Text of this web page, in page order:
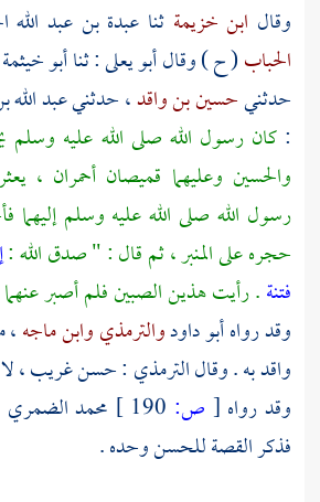
وقال ابن خزيمةثنا عبدة بن عبد الله
الحباب( ح ) وقالأبو يعلى: ثناأبو خيثمة
حدثنيحسين بن واقد، حدثنيعبد الله
:كان رسول الله صلى الله عليه
والحسين وعليهما قميصان أحمران ،
رسول الله صلى الله عليه وسلم إليهما
حجره على المنبر ، ثم قال : " صدق الله :
فتنة. رأيت هذين الصبين فلم أصبر
وقد رواهأبو داودوالترمذيوابن ماجه
واقدبه . وقالالترمذي : حسن غريب ، لا
وقد رواه [ ص: محمد الضمري
فذكر القصةللحسنوحده .